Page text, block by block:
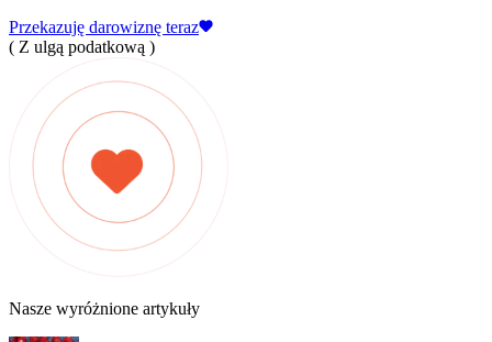
Przekazuję darowiznę teraz
( Z ulgą podatkową )
Nasze wyróżnione artykuły